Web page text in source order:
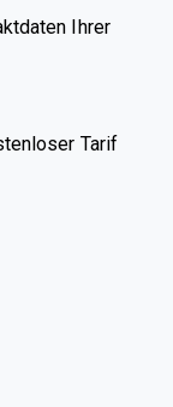
Ihrer
Tarif